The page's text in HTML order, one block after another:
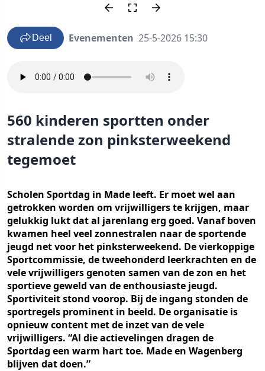
Deel Evenementen 25-5-2026 15:30
560 kinderen sportten onder
stralende zon pinksterweekend
tegemoet
Scholen Sportdag in Made leeft. Er moet wel aan
getrokken worden om vrijwilligers te krijgen, maar
gelukkig lukt dat al jarenlang erg goed. Vanaf boven
kwamen heel veel zonnestralen naar de sportende
jeugd net voor het pinksterweekend. De vierkoppige
Sportcommissie, de tweehonderd leerkrachten en de
vele vrijwilligers genoten samen van de zon en het
sportieve geweld van de enthousiaste jeugd.
Sportiviteit stond voorop. Bij de ingang stonden de
sportregels prominent in beeld. De organisatie is
opnieuw content met de inzet van de vele
vrijwilligers. “Al die actievelingen dragen de
Sportdag een warm hart toe. Made en Wagenberg
blijven dat doen.”